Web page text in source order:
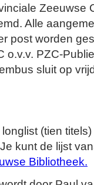
Zeeuwse
Alle
post worden
o.v.v. PZC-
sluit op
(tien
kunt de lijst
Bibliotheek.